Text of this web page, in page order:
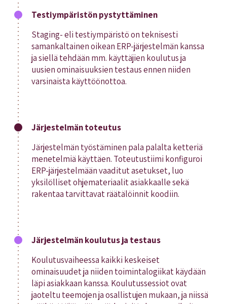
Testiympäristön pystyttäminen
Staging- eli testiympäristö on teknisesti
samankaltainen oikean ERP-järjestelmän kanssa
ja siellä tehdään mm. käyttäjien koulutus ja
uusien ominaisuuksien testaus ennen niiden
varsinaista käyttöönottoa.
Järjestelmän toteutus
Järjestelmän työstäminen pala palalta ketteriä
menetelmiä käyttäen. Toteutustiimi konfiguroi
ERP-järjestelmään vaaditut asetukset, luo
yksilölliset ohjemateriaalit asiakkaalle sekä
rakentaa tarvittavat räätälöinnit koodiin.
Järjestelmän koulutus ja testaus
Koulutusvaiheessa kaikki keskeiset
ominaisuudet ja niiden toimintalogiikat käydään
läpi asiakkaan kanssa. Koulutussessiot ovat
jaoteltu teemojen ja osallistujen mukaan, ja niissä